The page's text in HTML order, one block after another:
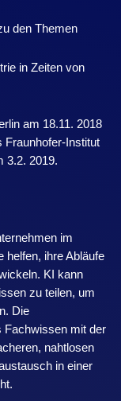
den Themen
in Zeiten von
am 18.11. 2018
Fraunhofer-Institut
3.2. 2019.
im
helfen, ihre Abläufe
KI kann
zu teilen, um
Die
Fachwissen mit der
nahtlosen
in einer